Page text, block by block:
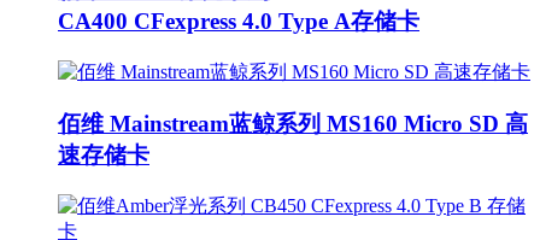
CA400 CFexpress 4.0 Type A存储卡
佰维 Mainstream蓝鲸系列 MS160 Micro SD 高
速存储卡